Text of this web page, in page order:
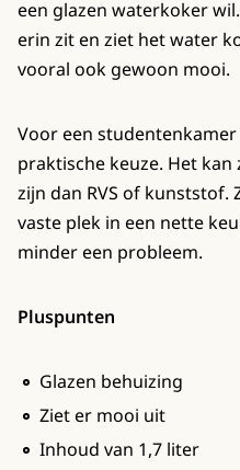
een glazen waterkoker
erin zit en ziet het water
vooral ook gewoon mooi.
Voor een
praktische keuze. Het
zijn dan RVS of kunststof.
vaste plek in een nette
minder een probleem.
Pluspunten
Glazen behuizing
Ziet er mooi uit
Inhoud van 1,7 liter